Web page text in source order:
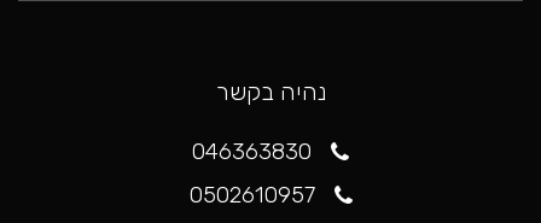
נהיה בקשר
046363830
0502610957